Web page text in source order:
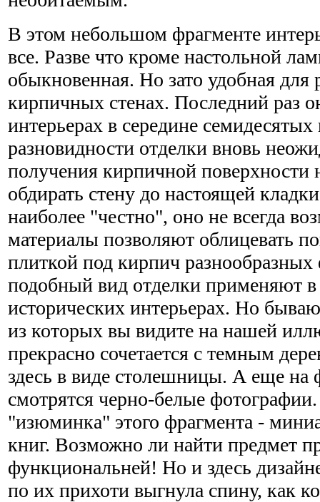
В этом небольшом фрагменте
все. Разве что кроме настольной
обыкновенная. Но зато удобная для
кирпичных стенах. Последний раз
интерьерах в середине
разновидности отделки вновь
получения кирпичной поверхности
обдирать стену до настоящей
наиболее "честно", оно не всегда
материалы позволяют облицевать
плиткой под кирпич разнообразных
подобный вид отделки применяют
исторических интерьерах. Но
из которых вы видите на нашей
прекрасно сочетается с темным
здесь в виде столешницы. А еще на
смотрятся черно-белые
"изюминка" этого фрагмента -
книг. Возможно ли найти предмет
функциональней! Но и здесь
по их прихоти выгнула спину, как